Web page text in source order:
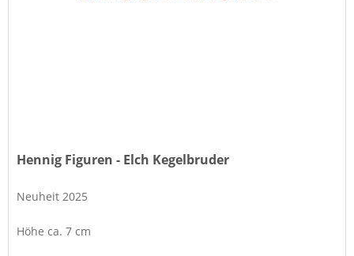
Hennig Figuren - Elch Kegelbruder
Neuheit 2025
Höhe ca. 7 cm